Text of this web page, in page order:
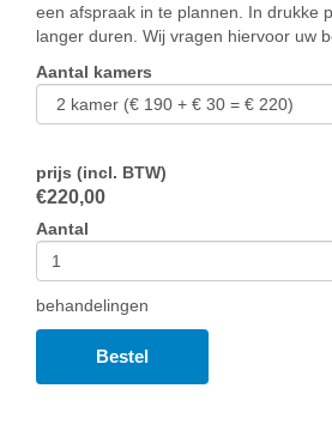
een afspraak in te plannen. In drukke
langer duren. Wij vragen hiervoor uw
Aantal kamers
prijs (incl. BTW)
€220,00
Aantal
behandelingen
Bestel